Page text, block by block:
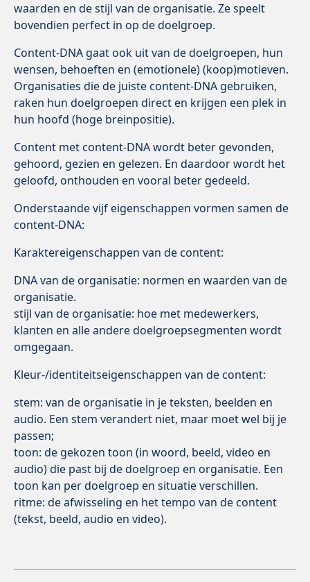
waarden en de stijl van de organisatie. Ze speelt
bovendien perfect in op de doelgroep.
Content-DNA gaat ook uit van de doelgroepen, hun
wensen, behoeften en (emotionele) (koop)motieven.
Organisaties die de juiste content-DNA gebruiken,
raken hun doelgroepen direct en krijgen een plek in
hun hoofd (hoge breinpositie).
Content met content-DNA wordt beter gevonden,
gehoord, gezien en gelezen. En daardoor wordt het
geloofd, onthouden en vooral beter gedeeld.
Onderstaande vijf eigenschappen vormen samen de
content-DNA:
Karaktereigenschappen van de content:
DNA van de organisatie: normen en waarden van de
organisatie.
stijl van de organisatie: hoe met medewerkers,
klanten en alle andere doelgroepsegmenten wordt
omgegaan.
Kleur-/identiteitseigenschappen van de content:
stem: van de organisatie in je teksten, beelden en
audio. Een stem verandert niet, maar moet wel bij je
passen;
toon: de gekozen toon (in woord, beeld, video en
audio) die past bij de doelgroep en organisatie. Een
toon kan per doelgroep en situatie verschillen.
ritme: de afwisseling en het tempo van de content
(tekst, beeld, audio en video).